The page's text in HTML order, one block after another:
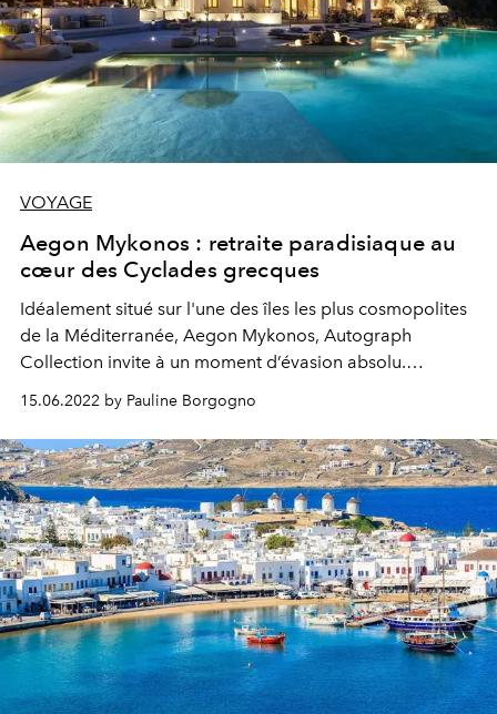
VOYAGE
Aegon Mykonos : retraite paradisiaque au
cœur des Cyclades grecques
Idéalement situé sur l'une des îles les plus cosmopolites
de la Méditerranée, Aegon Mykonos, Autograph
Collection invite à un moment d’évasion absolu.
L’OFFICIEL
vous fait la visite guidée de ce resort pur
15.06.2022 by Pauline Borgogno